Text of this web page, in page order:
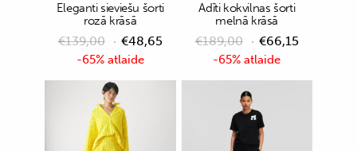
-65% atlaide
Eleganti sieviešu šorti
rozā krāsā
€139,00 €48,65
-65% atlaide
Adīti kokvilnas šorti
melnā krāsā
€189,00 €66,15